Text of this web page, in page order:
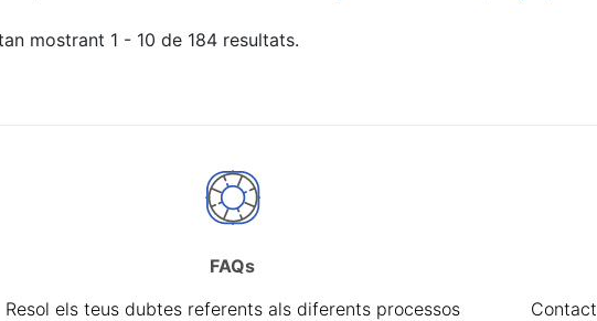
mostrant 1 - 10 de 184 resultats.
FAQs
Resol els teus dubtes referents als diferents processos